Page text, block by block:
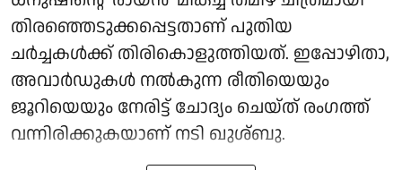
തിരഞ്ഞെടുക്കപ്പെട്ടതാണ് പുതിയ
ചർച്ചകൾക്ക് തിരികൊളുത്തിയത്. ഇപ്പോഴിതാ,
അവാർഡുകൾ നൽകുന്ന രീതിയെയും
ജൂറിയെയും നേരിട്ട് ചോദ്യം ചെയ്ത് രംഗത്ത്
വന്നിരിക്കുകയാണ് നടി ഖുശ്ബു.